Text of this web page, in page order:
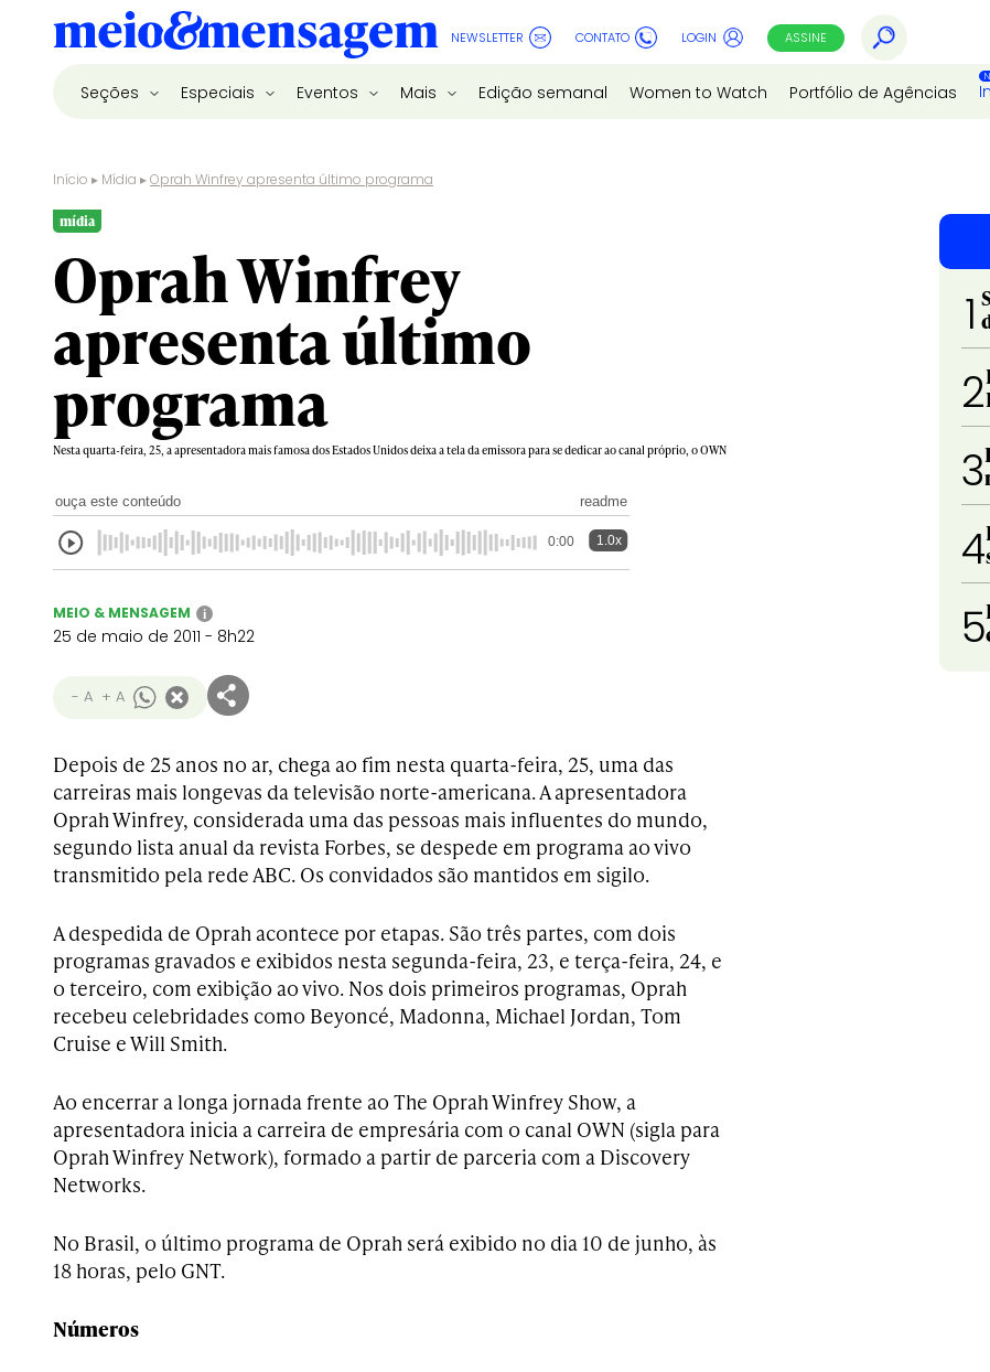
NEWSLETTER CONTATO LOGIN ASSINE
Seções Especiais Eventos Mais Edição semanal Women to Watch Portfólio de Agências
Início ▸ Mídia ▸Oprah Winfrey apresenta último programa
mídia
Oprah Winfrey
apresenta último
programa
Nesta quarta-feira, 25, a apresentadora mais famosa dos Estados Unidos deixa a tela da emissora para se dedicar ao canal próprio, o OWN
ouça este conteúdo readme
0:00 1.0x
MEIO & MENSAGEM i
25 de maio de 2011 - 8h22
- A + A
Depois de 25 anos no ar, chega ao fim nesta quarta-feira, 25, uma das
carreiras mais longevas da televisão norte-americana. A apresentadora
Oprah Winfrey, considerada uma das pessoas mais influentes do mundo,
segundo lista anual da revista Forbes, se despede em programa ao vivo
transmitido pela rede ABC. Os convidados são mantidos em sigilo.
A despedida de Oprah acontece por etapas. São três partes, com dois
programas gravados e exibidos nesta segunda-feira, 23, e terça-feira, 24, e
o terceiro, com exibição ao vivo. Nos dois primeiros programas, Oprah
recebeu celebridades como Beyoncé, Madonna, Michael Jordan, Tom
Cruise e Will Smith.
Ao encerrar a longa jornada frente ao The Oprah Winfrey Show, a
apresentadora inicia a carreira de empresária com o canal OWN (sigla para
Oprah Winfrey Network), formado a partir de parceria com a Discovery
Networks.
No Brasil, o último programa de Oprah será exibido no dia 10 de junho, às
18 horas, pelo GNT.
Números
1
2
3
4
5